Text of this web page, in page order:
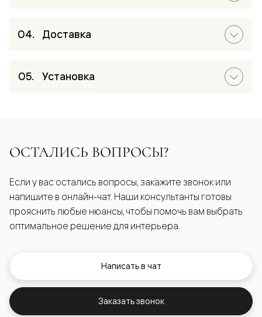
Доставка
Установка
ОСТАЛИСЬ ВОПРОСЫ?
Если у вас остались вопросы, закажите звонок или
напишите в онлайн-чат. Наши консультанты готовы
прояснить любые нюансы, чтобы помочь вам выбрать
оптимальное решение для интерьера.
Написать в чат
Заказать звонок